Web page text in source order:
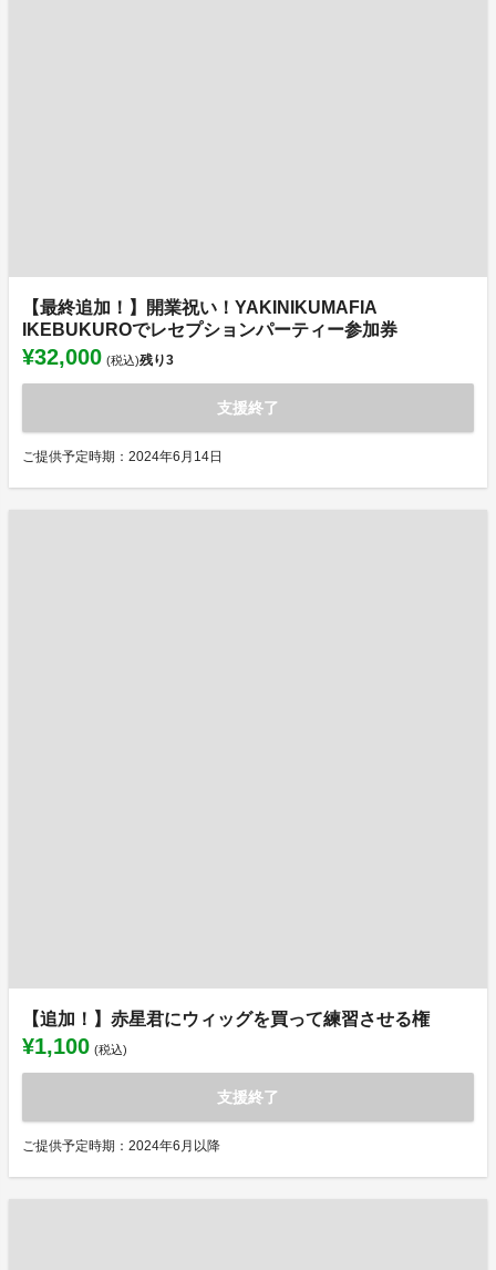
【最終追加！】開業祝い！YAKINIKUMAFIA
IKEBUKUROでレセプションパーティー参加券
¥32,000 (税込)残り3
支援終了
ご提供予定時期：2024年6月14日
【追加！】赤星君にウィッグを買って練習させる権
¥1,100 (税込)
支援終了
ご提供予定時期：2024年6月以降